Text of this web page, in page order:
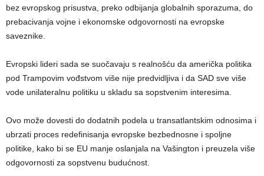
bez evropskog prisustva, preko odbijanja globalnih sporazuma, do
prebacivanja vojne i ekonomske odgovornosti na evropske
saveznike.
Evropski lideri sada se suočavaju s realnošću da američka politika
pod Trampovim vođstvom više nije predvidljiva i da SAD sve više
vode unilateralnu politiku u skladu sa sopstvenim interesima.
Ovo može dovesti do dodatnih podela u transatlantskim odnosima i
ubrzati proces redefinisanja evropske bezbednosne i spoljne
politike, kako bi se EU manje oslanjala na Vašington i preuzela više
odgovornosti za sopstvenu budućnost.